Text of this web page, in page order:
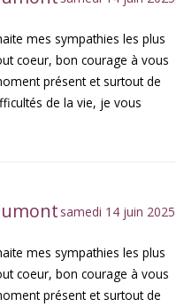
mes sympathies les plus
coeur, bon courage à vous
présent et surtout de
de la vie, je vous
samedi 14 juin 2025
mes sympathies les plus
coeur, bon courage à vous
présent et surtout de